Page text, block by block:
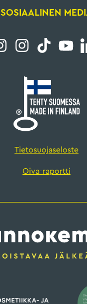
SOSIAALINEN
Tietosuojaseloste
Oiva-raportti